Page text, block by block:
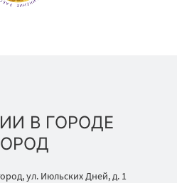
В ГОРОДЕ
ул. Июльских Дней, д. 1